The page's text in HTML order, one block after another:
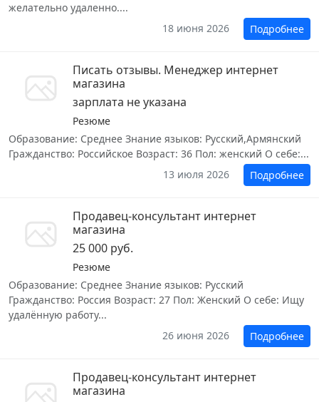
желательно удаленно....
18 июня 2026
Подробнее
Писать отзывы. Менеджер интернет
магазина
зарплата не указана
Резюме
Образование: Среднее Знание языков: Русский,Армянский
Гражданство: Российское Возраст: 36 Пол: женский О себе:...
13 июля 2026
Подробнее
Продавец-консультант интернет
магазина
25 000 руб.
Резюме
Образование: Среднее Знание языков: Русский
Гражданство: Россия Возраст: 27 Пол: Женский О себе: Ищу
удалённую работу...
26 июня 2026
Подробнее
Продавец-консультант интернет
магазина